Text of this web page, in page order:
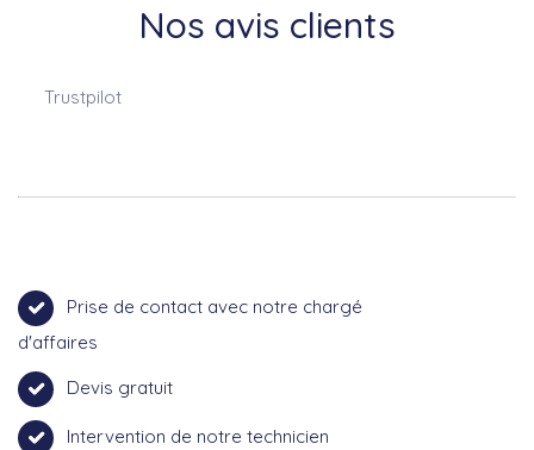
Nos avis clients
Trustpilot
Prise de contact avec notre chargé
d'affaires
Devis gratuit
Intervention de notre technicien